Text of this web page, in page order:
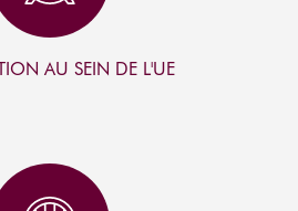
N
AU SEIN DE L'UE